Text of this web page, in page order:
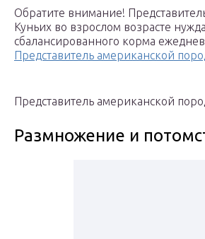
Обратите внимание!
Куньих во взрослом возрасте
сбалансированного корма
Представитель американской
Представитель американской
Размножение и